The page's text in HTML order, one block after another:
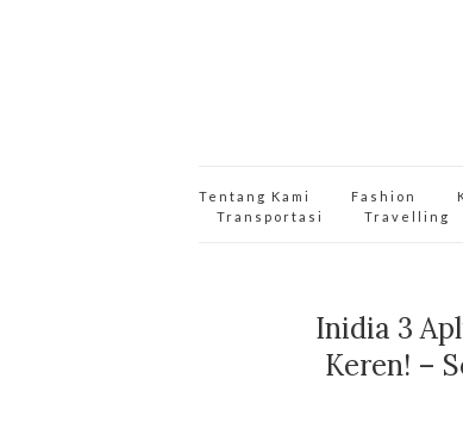
Tentang Kami Fashion
Transportasi
Travelling
Inidia 3
Keren! –